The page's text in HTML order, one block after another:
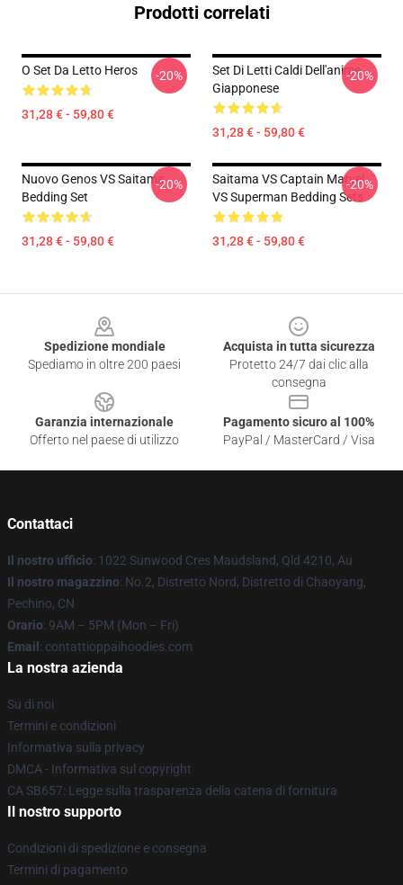
Prodotti correlati
O Set Da Letto Heros
31,28 € - 59,80 €
-20%
Set Di Letti Caldi Dell'anime
Giapponese
31,28 € - 59,80 €
-20%
Nuovo Genos VS Saitama
Bedding Set
31,28 € - 59,80 €
-20%
Saitama VS Captain Marvel
VS Superman Bedding Sets
31,28 € - 59,80 €
-20%
Spedizione mondiale
Spediamo in oltre 200 paesi
Acquista in tutta sicurezza
Protetto 24/7 dai clic alla
consegna
Garanzia internazionale
Offerto nel paese di utilizzo
Pagamento sicuro al 100%
PayPal / MasterCard / Visa
Contattaci
Il nostro ufficio: 1022 Sunwood Cres Maudsland, Qld 4210, Au
Il nostro magazzino: No.2, Distretto Nord, Distretto di Chaoyang,
Pechino, CN
Orario: 9AM – 5PM (Mon – Fri)
Email : contattioppaihoodies.com
La nostra azienda
Su di noi
Termini e condizioni
Informativa sulla privacy
DMCA - Informativa sul copyright
CA SB657: Legge sulla trasparenza della catena di fornitura
Il nostro supporto
Condizioni di spedizione e consegna
Termini di pagamento